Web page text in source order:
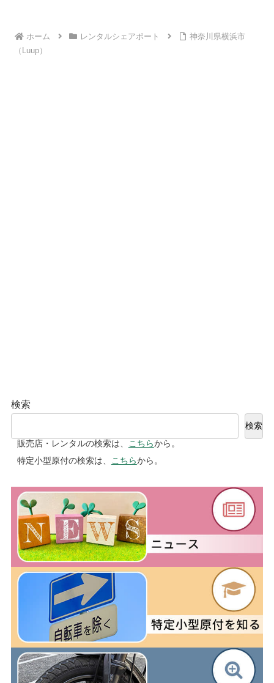
ホーム レンタルシェアポート
神奈川県横浜市
（Luup）
検索
検索
販売店・レンタルの検索は、 こちらから。
特定小型原付の検索は、 こちらから。